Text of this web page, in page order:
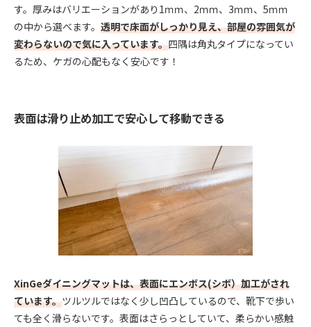
す。厚みはバリエーションがあり1ｍｍ、2ｍｍ、3ｍｍ、5ｍｍ
の中から選べます。 透明で床面がしっかり見え、部屋の雰囲気が
変わらないので気に入っています。四隅は角丸タイプになってい
るため、ケガの心配もなく安心です！
表面は滑り止め加工で安心して移動できる
XinGeダイニングマットは、表面にエンボス(シボ）加工がされ
ています。ツルツルではなく少し凹凸しているので、靴下で歩い
ても全く滑らないです。表面はさらっとしていて、柔らかい感触